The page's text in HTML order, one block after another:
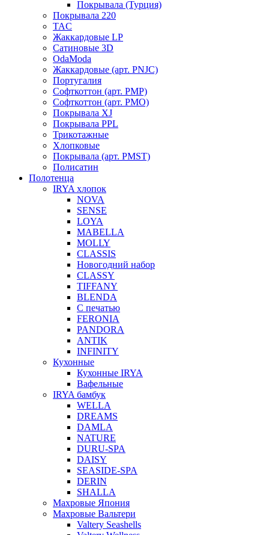
Покрывала (Турция)
Покрывала 220
TAC
Жаккардовые LP
Сатиновые 3D
OdaModa
Жаккардовые (арт. PNJC)
Португалия
Софткоттон (арт. PMP)
Софткоттон (арт. PMO)
Покрывала XJ
Покрывала PPL
Трикотажные
Хлопковые
Покрывала (арт. PMST)
Полисатин
Полотенца
IRYA хлопок
NOVA
SENSE
LOYA
MABELLA
MOLLY
CLASSIS
Новогодний набор
CLASSY
TIFFANY
BLENDA
С печатью
FERONIA
PANDORA
ANTIK
INFINITY
Кухонные
Кухонные IRYA
Вафельные
IRYA бамбук
WELLA
DREAMS
DAMLA
NATURE
DURU-SPA
DAISY
SEASIDE-SPA
DERIN
SHALLA
Махровые Япония
Махровые Вальтери
Valtery Seashells